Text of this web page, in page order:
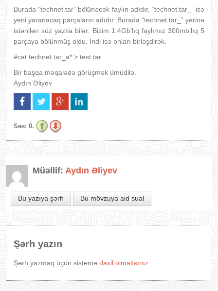
Burada “technet.tar” bölünəcək faylın adıdır, “technet.tar_” isə
yeni yaranacaq parçaların adıdır. Burada “technet.tar_” yerinə
istənilən söz yazıla bilər. Bizim 1.4Gb’lıq faylımız 300mb’lıq 5
parçaya bölünmüş oldu. İndi isə onları birləşdirək.
#cat technet.tar_a* > test.tar
Bir başqa məqalədə görüşmək ümüdilə.
Aydın Əliyev
Səs: 0.
Müəllif: Aydın Əliyev
Bu yazıya şərh Bu mövzuya aid sual
Şərh yazın
Şərh yazmaq üçün sistemə daxil olmalısınız.